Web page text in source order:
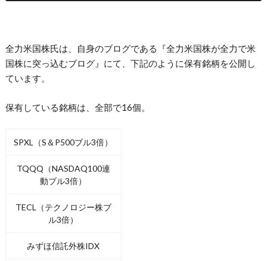
全力米国株氏は、自身のブログである『全力米国株が全力で米
国株に突っ込むブログ』にて、下記のように保有銘柄を公開し
ています。
保有している銘柄は、全部で16個。
SPXL（S＆P500ブル3倍）
TQQQ（NASDAQ100連
動ブル3倍）
TECL（テクノロジー株ブ
ル3倍）
みずほ信託外株IDX